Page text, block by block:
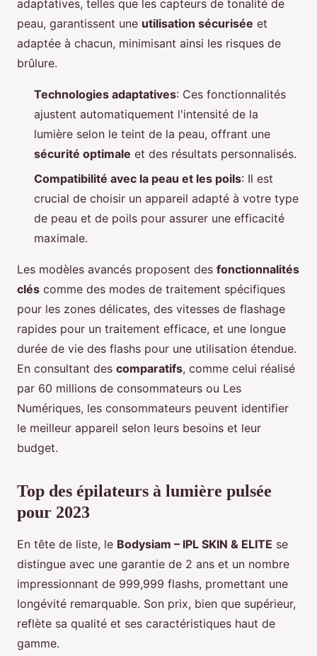
adaptatives, telles que les capteurs de tonalité de
peau, garantissent une utilisation sécurisée et
adaptée à chacun, minimisant ainsi les risques de
brûlure.
Technologies adaptatives: Ces fonctionnalités
ajustent automatiquement l'intensité de la
lumière selon le teint de la peau, offrant une
sécurité optimale et des résultats personnalisés.
Compatibilité avec la peau et les poils: Il est
crucial de choisir un appareil adapté à votre type
de peau et de poils pour assurer une efficacité
maximale.
Les modèles avancés proposent des fonctionnalités
clés comme des modes de traitement spécifiques
pour les zones délicates, des vitesses de flashage
rapides pour un traitement efficace, et une longue
durée de vie des flashs pour une utilisation étendue.
En consultant des comparatifs, comme celui réalisé
par 60 millions de consommateurs ou Les
Numériques, les consommateurs peuvent identifier
le meilleur appareil selon leurs besoins et leur
budget.
Top des épilateurs à lumière pulsée
pour 2023
En tête de liste, le Bodysiam – IPL SKIN & ELITE se
distingue avec une garantie de 2 ans et un nombre
impressionnant de 999,999 flashs, promettant une
longévité remarquable. Son prix, bien que supérieur,
reflète sa qualité et ses caractéristiques haut de
gamme.